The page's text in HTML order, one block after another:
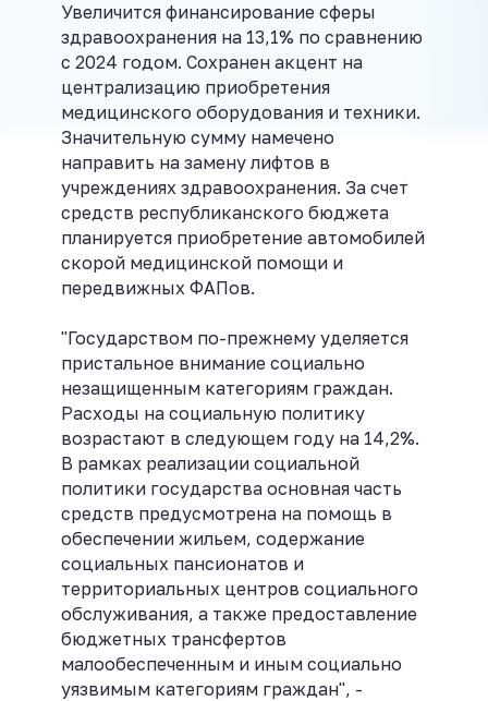
Увеличится финансирование сферы
здравоохранения на 13,1% по сравнению
с 2024 годом. Сохранен акцент на
централизацию приобретения
медицинского оборудования и техники.
Значительную сумму намечено
направить на замену лифтов в
учреждениях здравоохранения. За счет
средств республиканского бюджета
планируется приобретение автомобилей
скорой медицинской помощи и
передвижных ФАПов.
"Государством по-прежнему уделяется
пристальное внимание социально
незащищенным категориям граждан.
Расходы на социальную политику
возрастают в следующем году на 14,2%.
В рамках реализации социальной
политики государства основная часть
средств предусмотрена на помощь в
обеспечении жильем, содержание
социальных пансионатов и
территориальных центров социального
обслуживания, а также предоставление
бюджетных трансфертов
малообеспеченным и иным социально
уязвимым категориям граждан", -